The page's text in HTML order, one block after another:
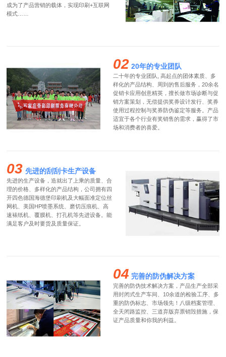
成为了产品营销的载体，实现印刷+互联网
模式……
02 20年的专业团队
二十年的专业团队, 高起点的团体素质、多
样化的产品结构、周到的售后服务，20余名
促销卡应用创意精英，擅长做市场诊断与促
销方案策划，无偿提供奖券设计发行、奖券
使用过程控制与奖券防伪鉴定等服务。产品
适宜于各个行业有奖销售的需求，赢得了市
场和消费者的喜爱。
03 先进的刮刮卡生产设备
先进的生产设备，造就出了上乘的质量、合
理的价格、多样化的产品结构，公司拥有四
开四色德国海德堡印刷机及大幅面准定位丝
网机、美国HP喷墨系统、磨切压痕机、高
速裱纸机、覆膜机、打孔机等先进设备。能
满足客户及时要货及质量保证。
04 完善的防伪解决方案
完善的防伪技术解决方案，产品生产全部采
用封闭式生产车间、10余道的检验工序、多
重的防伪标志、市场领先！八级档案管理、
全天闭路监控、三道弃版弃票销毁措施，保
证产品质量和你我的利益。